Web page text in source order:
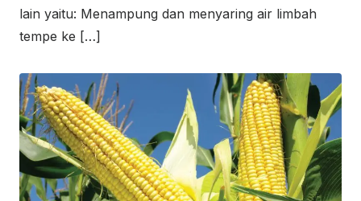
lain yaitu: Menampung dan menyaring air limbah
tempe ke […]